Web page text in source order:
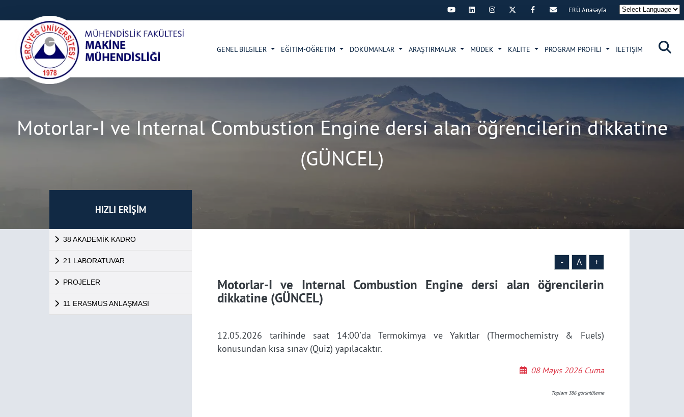
×
ERÜ Anasayfa
GENEL BİLGİLER EĞİTİM-ÖĞRETİM DOKÜMANLAR ARAŞTIRMALAR MÜDEK KALİTE PROGRAM PROFİLİ İLETİŞİM
Motorlar-I ve Internal Combustion Engine dersi alan öğrencilerin dikkatine
(GÜNCEL)
HIZLI ERİŞİM
38 AKADEMİK KADRO
21 LABORATUVAR
PROJELER
11 ERASMUS ANLAŞMASI
- A +
Motorlar-I ve Internal Combustion Engine dersi alan öğrencilerin
dikkatine (GÜNCEL)
12.05.2026 tarihinde saat 14:00'da Termokimya ve Yakıtlar (Thermochemistry & Fuels)
konusundan kısa sınav (Quiz) yapılacaktır.
08 Mayıs 2026 Cuma
Toplam 386görüntüleme